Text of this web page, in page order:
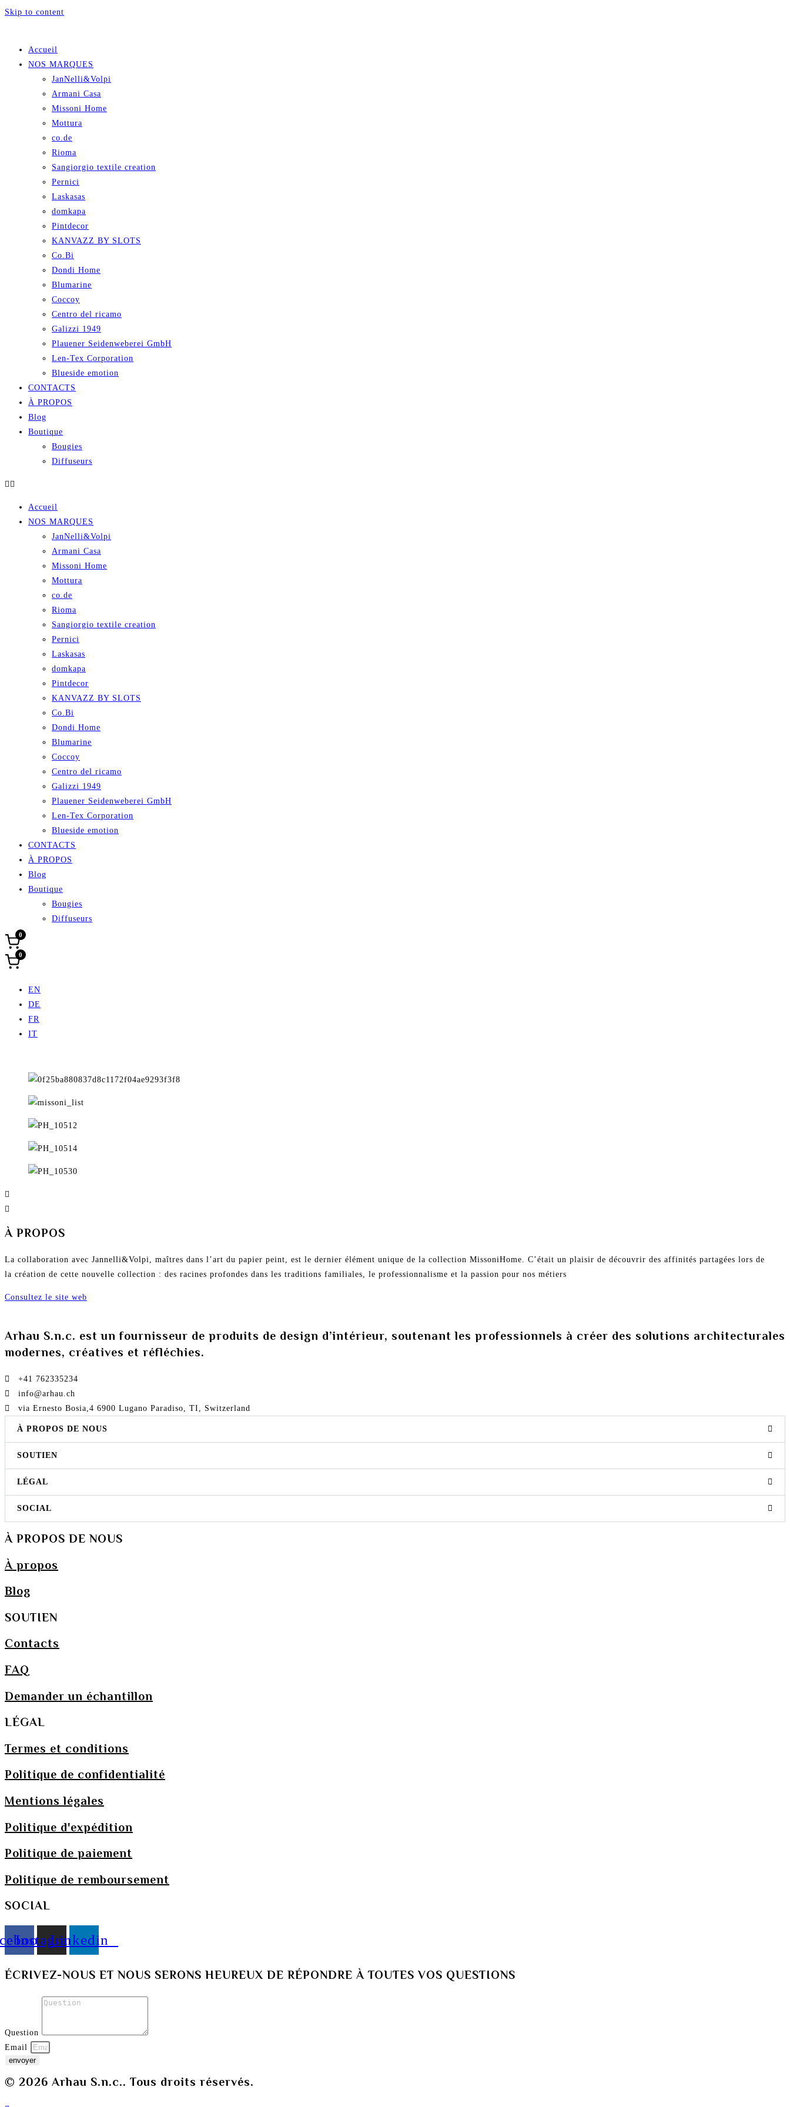
Skip to content
Accueil
NOS MARQUES
JanNelli&Volpi
Armani Casa
Missoni Home
Mottura
co.de
Rioma
Sangiorgio textile creation
Pernici
Laskasas
domkapa
Pintdecor
KANVAZZ BY SLOTS
Co.Bi
Dondi Home
Blumarine
Coccoy
Centro del ricamo
Galizzi 1949
Plauener Seidenweberei GmbH
Len-Tex Corporation
Blueside emotion
CONTACTS
À PROPOS
Blog
Boutique
Bougies
Diffuseurs
Accueil
NOS MARQUES
JanNelli&Volpi
Armani Casa
Missoni Home
Mottura
co.de
Rioma
Sangiorgio textile creation
Pernici
Laskasas
domkapa
Pintdecor
KANVAZZ BY SLOTS
Co.Bi
Dondi Home
Blumarine
Coccoy
Centro del ricamo
Galizzi 1949
Plauener Seidenweberei GmbH
Len-Tex Corporation
Blueside emotion
CONTACTS
À PROPOS
Blog
Boutique
Bougies
Diffuseurs
0
0
EN
DE
FR
IT
À PROPOS
La collaboration avec Jannelli&Volpi, maîtres dans l’art du papier peint, est le dernier élément unique de la collection MissoniHome. C’était un plaisir de découvrir des affinités partagées lors de
la création de cette nouvelle collection : des racines profondes dans les traditions familiales, le professionnalisme et la passion pour nos métiers
Consultez le site web
Arhau S.n.c. est un fournisseur de produits de design d’intérieur, soutenant les professionnels à créer des solutions architecturales
modernes, créatives et réfléchies.
+41 762335234​
info@arhau.ch
via Ernesto Bosia,4 6900 Lugano Paradiso, TI, Switzerland
À PROPOS DE NOUS
SOUTIEN
LÉGAL
SOCIAL
À PROPOS DE NOUS
À propos
Blog
SOUTIEN
Contacts
FAQ
Demander un échantillon
LÉGAL
Termes et conditions
Politique de confidentialité
Mentions légales
Politique d'expédition
Politique de paiement
Politique de remboursement
SOCIAL
InstagramLinkedin
ÉCRIVEZ-NOUS ET NOUS SERONS HEUREUX DE RÉPONDRE À TOUTES VOS QUESTIONS
Question
Email
envoyer
© 2026 Arhau S.n.c.. Tous droits réservés.